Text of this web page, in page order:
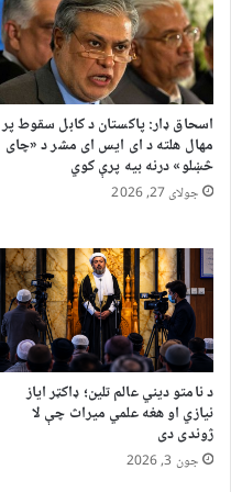
اسحاق ډار: پاکستان د کابل سقوط پر
مهال هلته د ای ایس ای مشر د «چای
څښلو» درنه بیه پرې کوي
جولای 27, 2026
د نامتو دیني عالم تلین؛ ډاکټر ایاز
نیازي او هغه علمي میراث چې لا
ژوندی دی
جون 3, 2026